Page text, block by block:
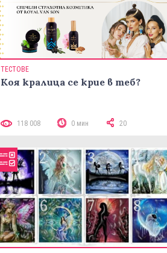
ТЕСТОВЕ
Коя кралица се крие в теб?
118 008 0 мин 20